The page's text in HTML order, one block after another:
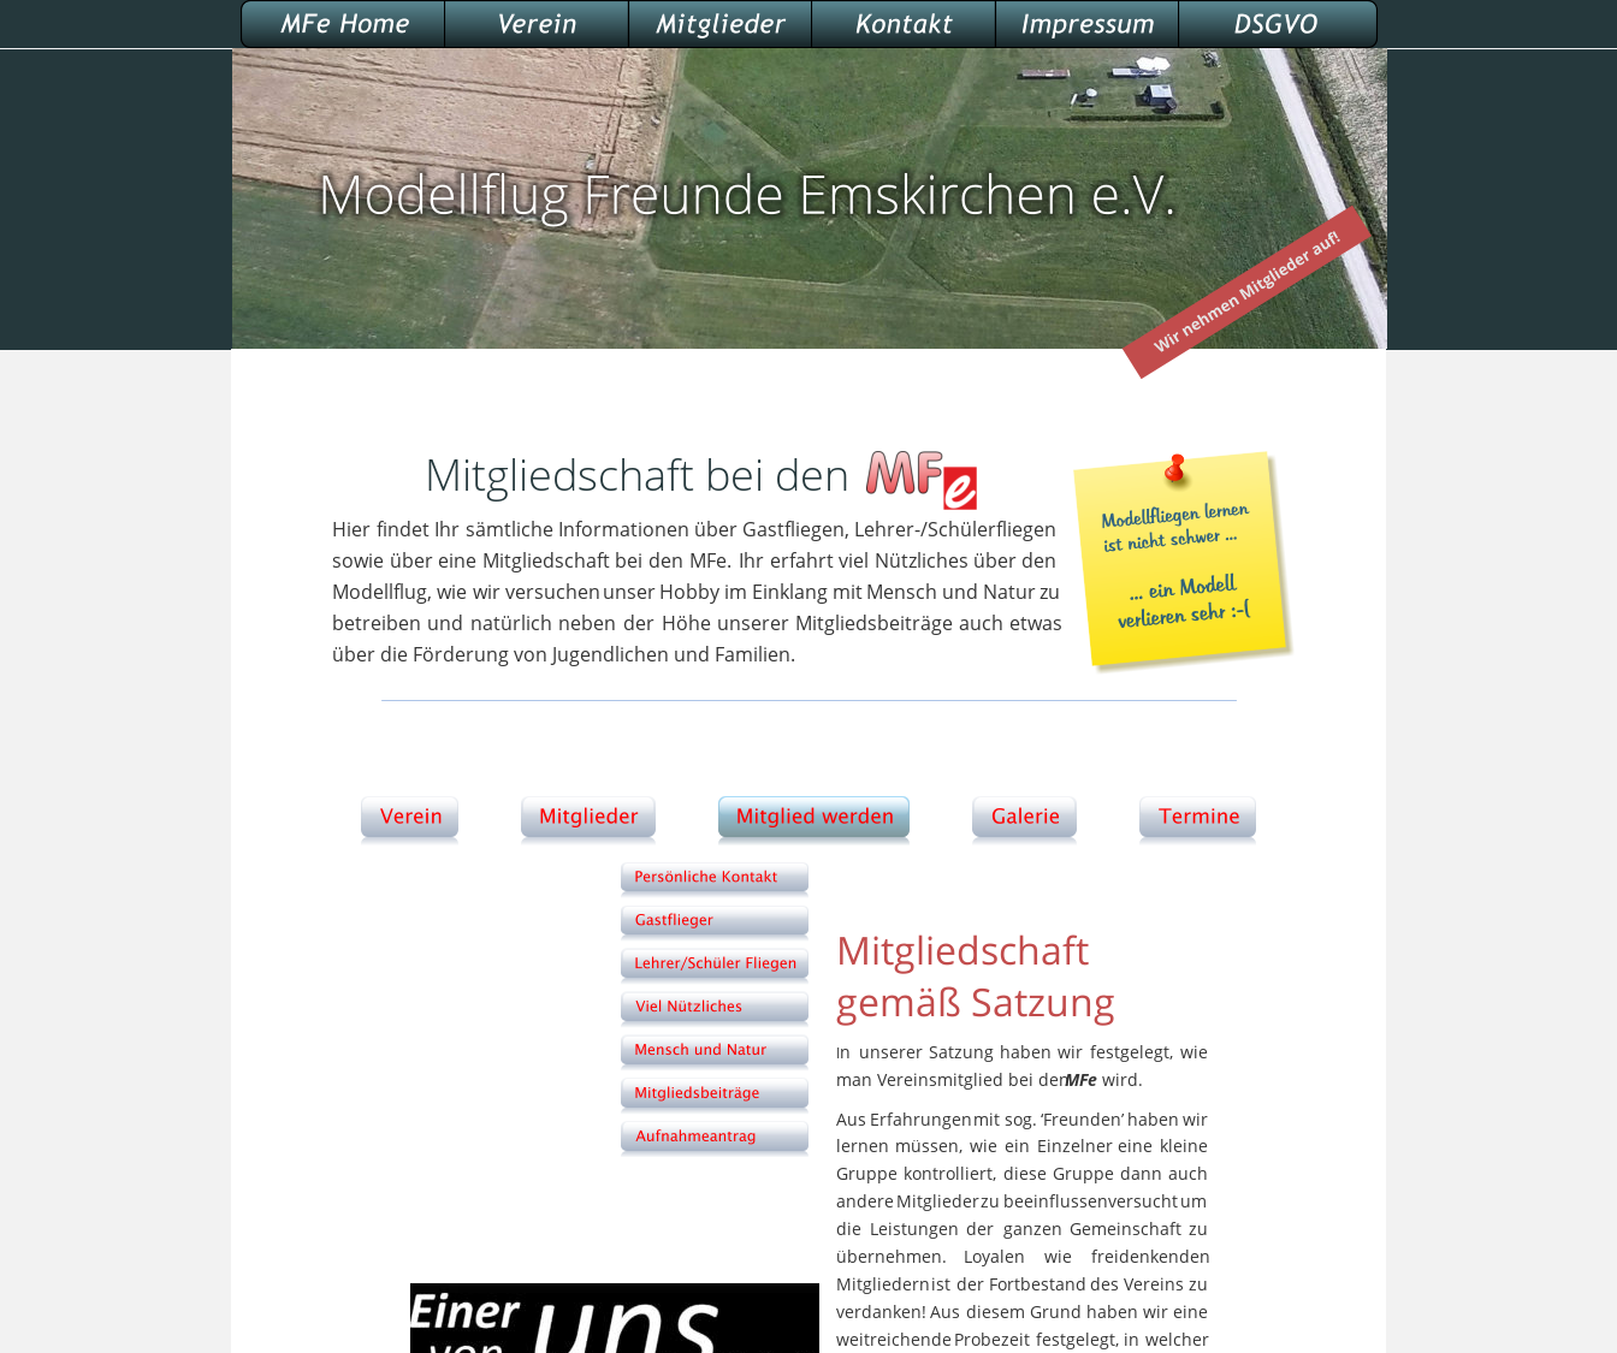
Mitgliedschaft
gemäß Satzung
In unserer Satzung haben wir festgelegt, wie
man Vereinsmitglied bei den MFe wird.
Aus Erfahrungenmit sog. ‘Freunden’ haben wir
lernen müssen, wie ein Einzelner eine kleine
Gruppe kontrolliert, diese Gruppe dann auch
andere Mitgliederzu beeinflussenversuchtum
die Leistungen der ganzen Gemeinschaft zu
übernehmen.
Loyalen wie
freidenkenden
Mitgliedernist der Fortbestand des Vereins zu
verdanken! Aus diesem Grund haben wir eine
weitreichende Probezeit festgelegt, in welcher
Mitgliedschaft bei den         .
Hier findet Ihr sämtliche Informationen über Gastfliegen, Lehrer-/Schülerfliegen
sowie über eine Mitgliedschaft bei den MFe. Ihr erfahrtviel Nützliches über den
Modellflug, wie wirversuchenunserHobby im Einklang mitMensch und Naturzu
betreiben und natürlich neben der Höhe unserer Mitgliedsbeiträge auch etwas
über die Förderung von Jugendlichen und Familien.